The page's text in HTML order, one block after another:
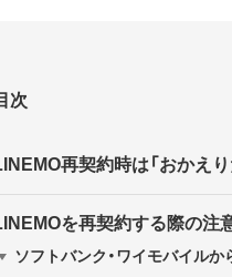
次
再契約時は「おかえ
を再契約する際の注
ソフトバンク・ワイモバイル